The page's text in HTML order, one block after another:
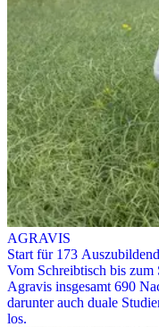
AGRAVIS
Start für 173
Vom Schreibtisch bis zum
Agravis insgesamt 690
darunter auch duale
los.